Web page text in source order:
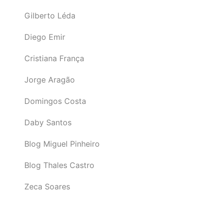
Gilberto Léda
Diego Emir
Cristiana França
Jorge Aragão
Domingos Costa
Daby Santos
Blog Miguel Pinheiro
Blog Thales Castro
Zeca Soares